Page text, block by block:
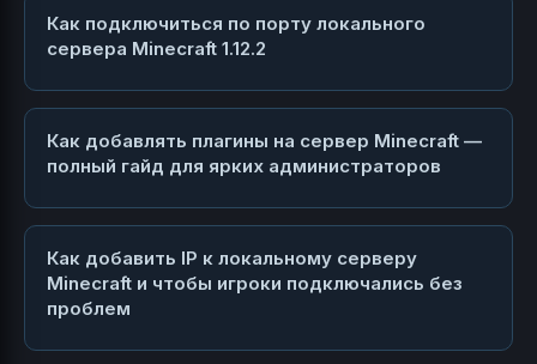
Как подключиться по порту локального
сервера Minecraft 1.12.2
Как добавлять плагины на сервер Minecraft —
полный гайд для ярких администраторов
Как добавить IP к локальному серверу
Minecraft и чтобы игроки подключались без
проблем